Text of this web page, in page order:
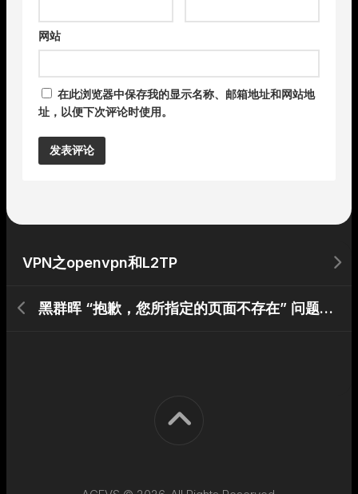
网站
在此浏览器中保存我的显示名称、邮箱地址和网站地
址，以便下次评论时使用。
VPN之openvpn和L2TP
黑群晖 “抱歉，您所指定的页面不存在” 问题解决 后遗症 再次解决